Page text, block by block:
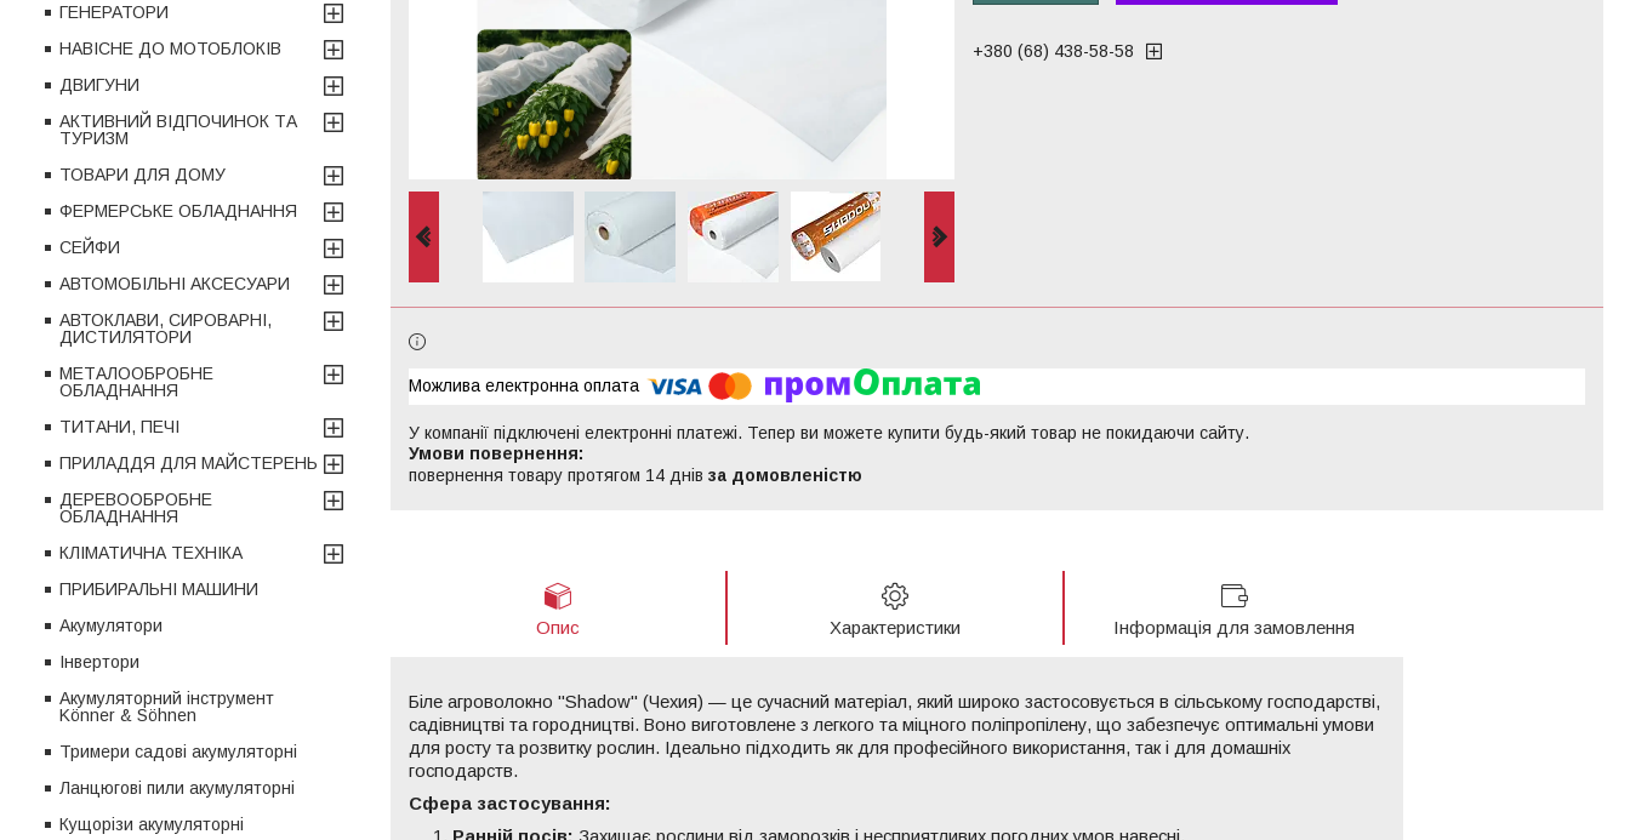
+380 (68) 438-58-58
У компанії підключені електронні платежі. Тепер ви можете купити будь-який товар не покидаючи сайту.
повернення товару протягом 14 днів за домовленістю
Опис Характеристики Інформація для замовлення
Біле агроволокно "Shadow" (Чехия) — це сучасний матеріал, який широко застосовується в сільському господарстві,
садівництві та городництві. Воно виготовлене з легкого та міцного поліпропілену, що забезпечує оптимальні умови
для росту та розвитку рослин. Ідеально підходить як для професійного використання, так і для домашніх
господарств.
Сфера застосування:
Ранній посів: Захищає рослини від заморозків і несприятливих погодних умов навесні.
ГЕНЕРАТОРИ
НАВІСНЕ ДО МОТОБЛОКІВ
ДВИГУНИ
АКТИВНИЙ ВІДПОЧИНОК ТА
ТУРИЗМ
ТОВАРИ ДЛЯ ДОМУ
ФЕРМЕРСЬКЕ ОБЛАДНАННЯ
СЕЙФИ
АВТОМОБІЛЬНІ АКСЕСУАРИ
АВТОКЛАВИ, СИРОВАРНІ,
ДИСТИЛЯТОРИ
МЕТАЛООБРОБНЕ
ОБЛАДНАННЯ
ТИТАНИ, ПЕЧІ
ПРИЛАДДЯ ДЛЯ МАЙСТЕРЕНЬ
ДЕРЕВООБРОБНЕ
ОБЛАДНАННЯ
КЛІМАТИЧНА ТЕХНІКА
ПРИБИРАЛЬНІ МАШИНИ
Акумулятори
Інвертори
Акумуляторний інструмент
Könner & Söhnen
Тримери садові акумуляторні
Ланцюгові пили акумуляторні
Кущорізи акумуляторні